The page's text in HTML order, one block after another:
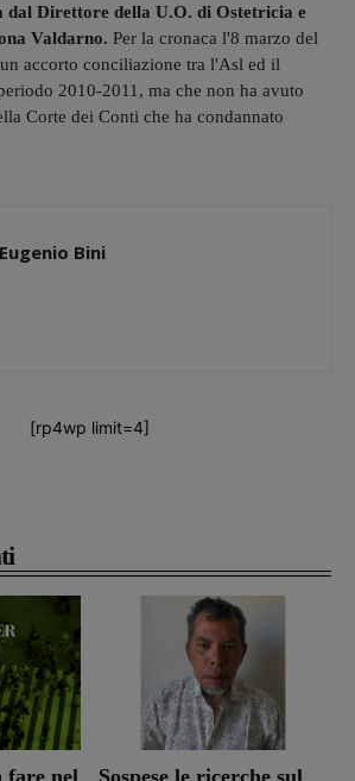
fare nel
Sospese le ricerche sul
dal Direttore della U.O. di Ostetricia e
Valdarno. Per la cronaca l'8 marzo del
accorto conciliazione tra l'Asl ed il
2010-2011, ma che non ha avuto
Corte dei Conti che ha condannato
Eugenio Bini
[rp4wp limit=4]